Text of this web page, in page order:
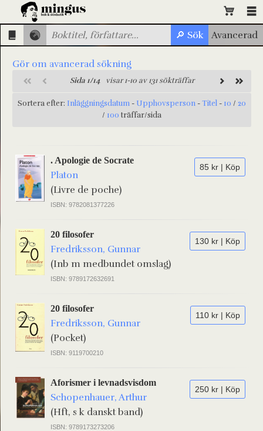
Gör om avancerad sökning
Sida 1/14visar 1-10 av 131 sökträffar
Sortera efter: Inläggningsdatum - Upphovsperson -Titel - 10 / 20
/ 100 träffar/sida
85 kr | Köp
. Apologie de Socrate
Platon
(Livre de poche)
ISBN: 9782081377226
130 kr | Köp
20 filosofer
Fredriksson, Gunnar
(Inb m medbundet omslag)
ISBN: 9789172632691
110 kr | Köp
20 filosofer
Fredriksson, Gunnar
(Pocket)
ISBN: 9119700210
250 kr | Köp
Aforismer i levnadsvisdom
Schopenhauer, Arthur
(Hft, s k danskt band)
ISBN: 9789173273206